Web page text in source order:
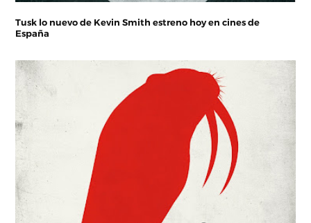
Tusk lo nuevo de Kevin Smith estreno hoy en cines de
España